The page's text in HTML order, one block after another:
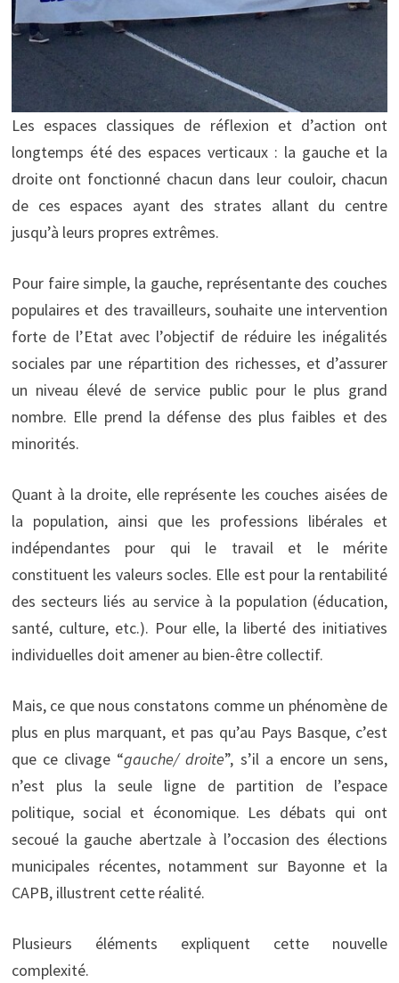
Les espaces classiques de réflexion et d’action ont
longtemps été des espaces verticaux : la gauche et la
droite ont fonctionné chacun dans leur couloir, chacun
de ces espaces ayant des strates allant du centre
jusqu’à leurs propres extrêmes.
Pour faire simple, la gauche, représentante des couches
populaires et des travailleurs, souhaite une intervention
forte de l’Etat avec l’objectif de réduire les inégalités
sociales par une répartition des richesses, et d’assurer
un niveau élevé de service public pour le plus grand
nombre. Elle prend la défense des plus faibles et des
minorités.
Quant à la droite, elle représente les couches aisées de
la population, ainsi que les professions libérales et
indépendantes pour qui le travail et le mérite
constituent les valeurs socles. Elle est pour la rentabilité
des secteurs liés au service à la population (éducation,
santé, culture, etc.). Pour elle, la liberté des initiatives
individuelles doit amener au bien-être collectif.
Mais, ce que nous constatons comme un phénomène de
plus en plus marquant, et pas qu’au Pays Basque, c’est
que ce clivage “gauche/ droite”, s’il a encore un sens,
n’est plus la seule ligne de partition de l’espace
politique, social et économique. Les débats qui ont
secoué la gauche abertzale à l’occasion des élections
municipales récentes, notamment sur Bayonne et la
CAPB, illustrent cette réalité.
Plusieurs éléments expliquent cette nouvelle
complexité.